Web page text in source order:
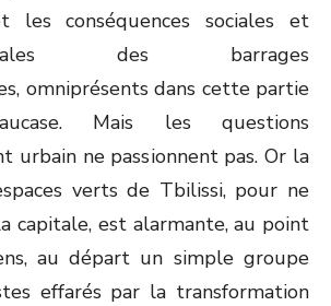
les conséquences sociales et
des barrages
omniprésents dans cette partie
Mais les questions
urbain ne passionnent pas. Or la
verts de Tbilissi, pour ne
capitale, est alarmante, au point
au départ un simple groupe
effarés par la transformation